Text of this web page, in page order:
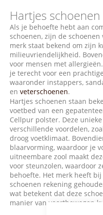
Hartjes schoenen
Als je behoefte hebt aan
schoenen, zijn de
merk staat bekend om zijn
milieuvriendelijkheid.
voor mensen met
je terecht voor een
waaronder instappers,
en veterschoenen.
Hartjes schoenen staan
voetbed van een
Cellpur polster. Deze
verschillende voordelen,
droog voetklimaat.
blaarvorming, waardoor je
uitneembare zool maakt
voor steunzolen, waardoor
behoefte. Het merk heeft
schoenen rekening
wat betekent dat deze
manier van voortbewegen